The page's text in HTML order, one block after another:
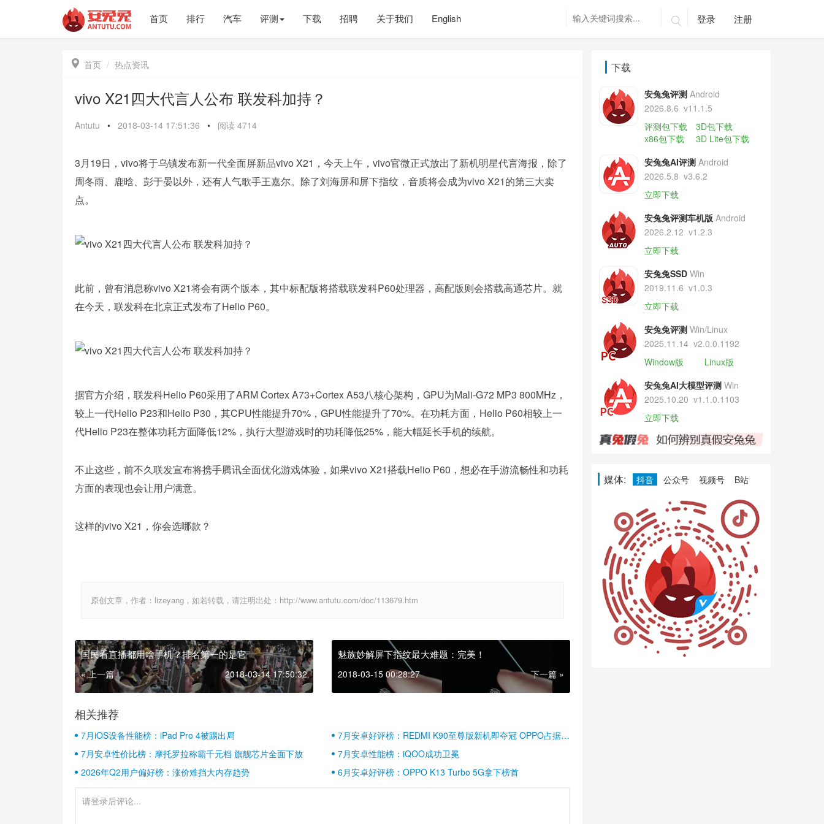
首页 排行 汽车 评测 下载 招聘 关于我们 English  登录 注册
 首页 热点资讯
vivo X21四大代言人公布 联发科加持？
Antutu • 2018-03-14 17:51:36 • 阅读 4714
3月19日，vivo将于乌镇发布新一代全面屏新品vivo X21，今天上午，vivo官微正式放出了新机明星代言海报，除了
周冬雨、鹿晗、彭于晏以外，还有人气歌手王嘉尔。除了刘海屏和屏下指纹，音质将会成为vivo X21的第三大卖
点。
此前，曾有消息称vivo X21将会有两个版本，其中标配版将搭载联发科P60处理器，高配版则会搭载高通芯片。就
在今天，联发科在北京正式发布了Helio P60。
据官方介绍，联发科Helio P60采用了ARM Cortex A73+Cortex A53八核心架构，GPU为Mali-G72 MP3 800MHz，
较上一代Helio P23和Helio P30，其CPU性能提升70%，GPU性能提升了70%。在功耗方面，Helio P60相较上一
代Helio P23在整体功耗方面降低12%，执行大型游戏时的功耗降低25%，能大幅延长手机的续航。
不止这些，前不久联发宣布将携手腾讯全面优化游戏体验，如果vivo X21搭载Helio P60，想必在手游流畅性和功耗
方面的表现也会让用户满意。
这样的vivo X21，你会选哪款？
原创文章，作者：lizeyang，如若转载，请注明出处：http://www.antutu.com/doc/113679.htm
国民看直播都用啥手机？排名第一的是它
« 上一篇 2018-03-14 17:50:32
魅族妙解屏下指纹最大难题：完美！
2018-03-15 00:28:27 下一篇 »
相关推荐
7月iOS设备性能榜：iPad Pro 4被踢出局
7月安卓好评榜：REDMI K90至尊版新机即夺冠 OPPO占据半
壁江山
7月安卓性价比榜：摩托罗拉称霸千元档 旗舰芯片全面下放
7月安卓性能榜：iQOO成功卫冕
2026年Q2用户偏好榜：涨价难挡大内存趋势
6月安卓好评榜：OPPO K13 Turbo 5G拿下榜首
下载
安兔兔评测 Android
2026.8.6 v11.1.5
评测包下载
3D包下载
x86包下载
3D Lite包下载
安兔兔AI评测 Android
2026.5.8 v3.6.2
立即下载
安兔兔评测车机版 Android
2026.2.12 v1.2.3
立即下载
安兔兔SSD Win
2019.11.6 v1.0.3
立即下载
安兔兔评测 Win/Linux
2025.11.14 v2.0.0.1192
Window版
Linux版
安兔兔AI大模型评测 Win
2025.10.20 v1.1.0.1103
立即下载
媒体: 抖音 公众号 视频号 B站